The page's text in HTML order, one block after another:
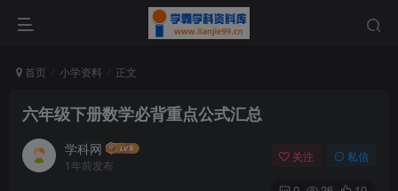
首页 小学资料 正文
六年级下册数学必背重点公式汇总
学科网
1年前发布
关注 私信